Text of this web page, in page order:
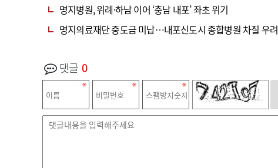
명지병원, 위례·하남 이어 ‘충남 내포’ 좌초 위기
명지의료재단 중도금 미납…내포신도시 종합병원 차질 우려
댓글 0